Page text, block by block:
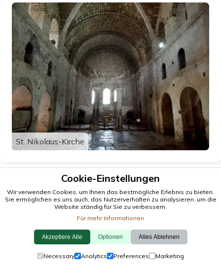
St. Nikolaus-Kirche
Cookie-Einstellungen
Wir verwenden Cookies, um Ihnen das bestmögliche Erlebnis zu bieten.
Sie ermöglichen es uns auch, das Nutzerverhalten zu analysieren, um die
Website ständig für Sie zu verbessern.
Für mehr Informationen
Akzeptiere Alle Optionen Alles Ablehnen
Necessary Analytics Preferences Marketing
© 2026 antalya.tc